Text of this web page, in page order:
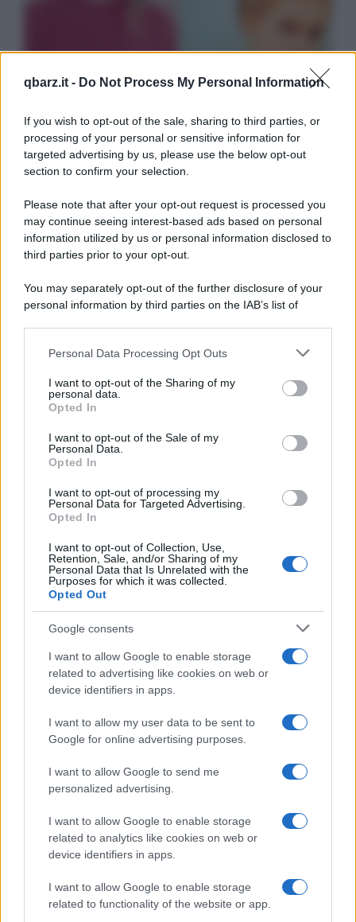
qbarz.it - Do Not Process My Personal Information
If you wish to opt-out of the sale, sharing to third parties, or
processing of your personal or sensitive information for
targeted advertising by us, please use the below opt-out
section to confirm your selection.
Please note that after your opt-out request is processed you
may continue seeing interest-based ads based on personal
information utilized by us or personal information disclosed to
third parties prior to your opt-out.
You may separately opt-out of the further disclosure of your
personal information by third parties on the IAB’s list of
This information may also be disclosed by us to third parties
disclose it to other third parties.
Please note that this website/app uses one or more Google
services and may gather and store information including but
not limited to your visit or usage behaviour. You may click to
grant or deny consent to Google and its third-party tags to
consent section.
Personal Data Processing Opt Outs
I want to opt-out of the Sharing of my
personal data.
Opted In
I want to opt-out of the Sale of my
Personal Data.
Opted In
I want to opt-out of processing my
Personal Data for Targeted Advertising.
Opted In
I want to opt-out of Collection, Use,
Retention, Sale, and/or Sharing of my
Personal Data that Is Unrelated with the
Purposes for which it was collected.
Opted Out
Google consents
I want to allow Google to enable storage
related to advertising like cookies on web or
device identifiers in apps.
I want to allow my user data to be sent to
Google for online advertising purposes.
I want to allow Google to send me
personalized advertising.
I want to allow Google to enable storage
related to analytics like cookies on web or
device identifiers in apps.
I want to allow Google to enable storage
related to functionality of the website or app.
Ti è piaciuta?
Per favore, lascia un
breve commento.